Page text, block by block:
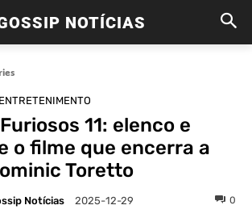
NOTÍCIAS
ENTRETENIMENTO
11: elenco e
o filme que encerra a
Toretto
Notícias 2025-12-29 0